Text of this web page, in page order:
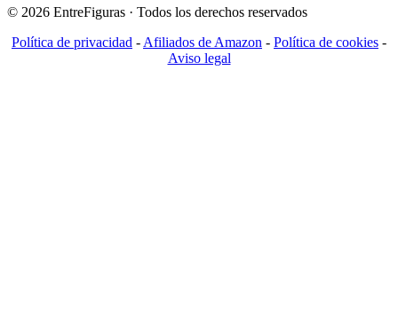
© 2026 EntreFiguras · Todos los derechos reservados
Política de privacidad - Afiliados de Amazon - Política de cookies -
Aviso legal